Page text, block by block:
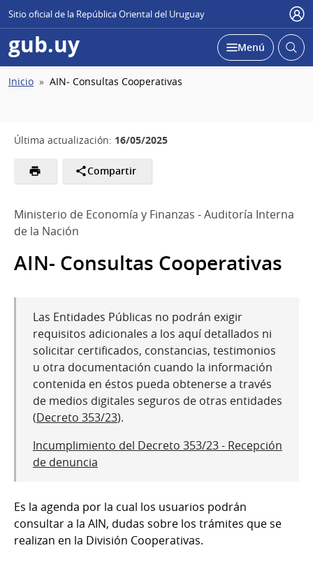
Sitio oficial de la República Oriental del Uruguay
gub.uy Desplegar
Menú Abrir
Ruta
Inicio AIN- Consultas Cooperativas
Última actualización: 16/05/2025
Compartir
Ministerio de Economía y Finanzas - Auditoría Interna
de la Nación
AIN- Consultas Cooperativas
Las Entidades Públicas no podrán exigir
requisitos adicionales a los aquí detallados ni
solicitar certificados, constancias, testimonios
u otra documentación cuando la información
contenida en éstos pueda obtenerse a través
de medios digitales seguros de otras entidades
(Decreto 353/23).
Incumplimiento del Decreto 353/23 - Recepción
de denuncia
Es la agenda por la cual los usuarios podrán
consultar a la AIN, dudas sobre los trámites que se
realizan en la División Cooperativas.